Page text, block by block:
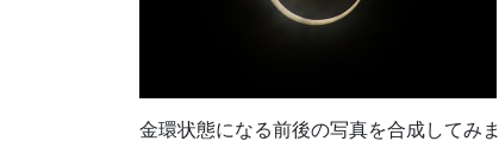
金環状態になる前後の写真を合成してみま